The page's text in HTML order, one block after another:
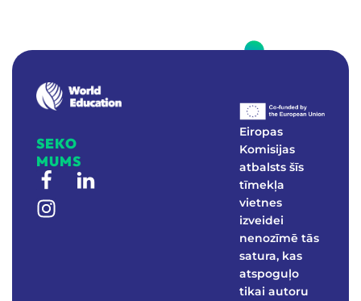
SEKO
MUMS
Eiropas
Komisijas
atbalsts šīs
tīmekļa
vietnes
izveidei
nenozīmē tās
satura, kas
atspoguļo
tikai autoru